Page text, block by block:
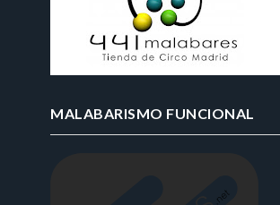
MALABARISMO FUNCIONAL